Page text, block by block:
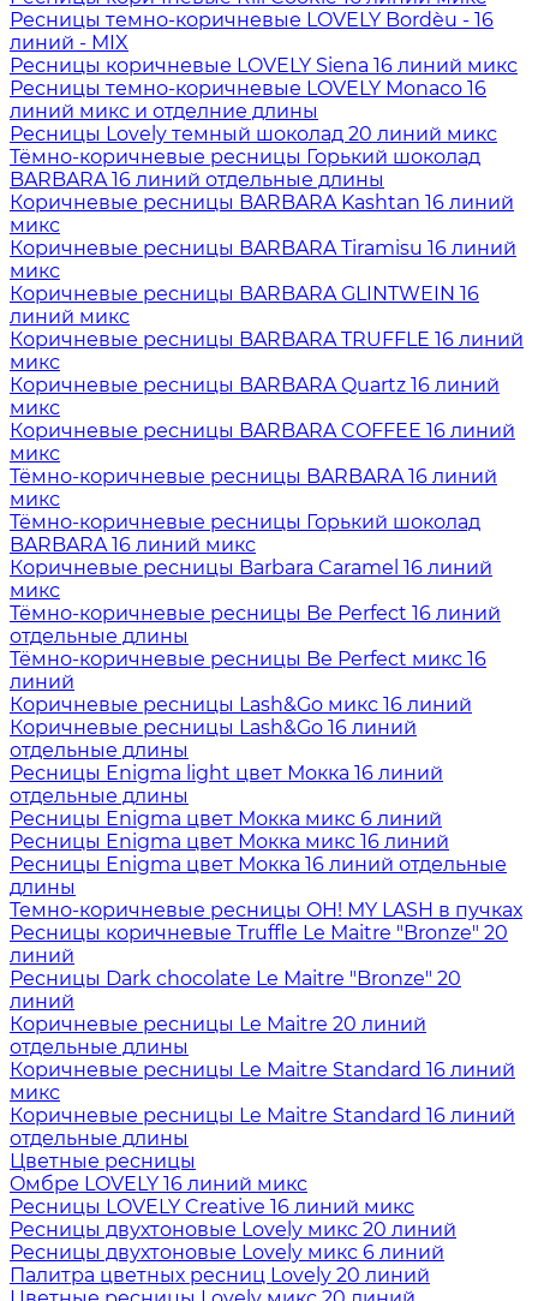
Ресницы темно-коричневые LOVELY Bordèu - 16
линий - MIX
Ресницы коричневые LOVELY Siena 16 линий микс
Ресницы темно-коричневые LOVELY Monaco 16
линий микс и отделние длины
Ресницы Lovely темный шоколад 20 линий микс
Тёмно-коричневые ресницы Горький шоколад
BARBARA 16 линий отдельные длины
Коричневые ресницы BARBARA Kashtan 16 линий
микс
Коричневые ресницы BARBARA Tiramisu 16 линий
микс
Коричневые ресницы BARBARA GLINTWEIN 16
линий микс
Коричневые ресницы BARBARA TRUFFLE 16 линий
микс
Коричневые ресницы BARBARA Quartz 16 линий
микс
Коричневые ресницы BARBARA COFFEE 16 линий
микс
Тёмно-коричневые ресницы BARBARA 16 линий
микс
Тёмно-коричневые ресницы Горький шоколад
BARBARA 16 линий микс
Коричневые ресницы Barbara Caramel 16 линий
микс
Тёмно-коричневые ресницы Be Perfect 16 линий
отдельные длины
Тёмно-коричневые ресницы Be Perfect микс 16
линий
Коричневые ресницы Lash&Go микс 16 линий
Коричневые ресницы Lash&Go 16 линий
отдельные длины
Ресницы Enigma light цвет Мокка 16 линий
отдельные длины
Ресницы Enigma цвет Мокка микс 6 линий
Ресницы Enigma цвет Мокка микс 16 линий
Ресницы Enigma цвет Мокка 16 линий отдельные
длины
Темно-коричневые ресницы OH! MY LASH в пучках
Ресницы коричневые Truffle Le Maitre "Bronze" 20
линий
Ресницы Dark chocolate Le Maitre "Bronze" 20
линий
Коричневые ресницы Le Maitre 20 линий
отдельные длины
Коричневые ресницы Le Maitre Standard 16 линий
микс
Коричневые ресницы Le Maitre Standard 16 линий
отдельные длины
Цветные ресницы
Oмбре LOVELY 16 линий микс
Ресницы LOVELY Creative 16 линий микс
Ресницы двухтоновые Lovely микс 20 линий
Ресницы двухтоновые Lovely микс 6 линий
Палитра цветных ресниц Lovely 20 линий